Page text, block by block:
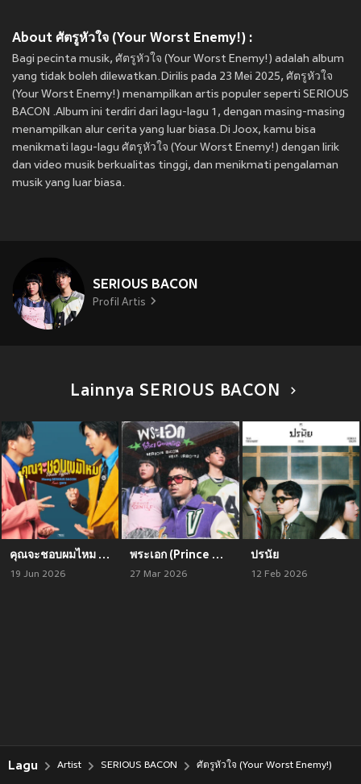
About ศัตรูหัวใจ (Your Worst Enemy!) :
Bagi pecinta musik, ศัตรูหัวใจ (Your Worst Enemy!) adalah album
yang tidak boleh dilewatkan.Dirilis pada 23 Mei 2025, ศัตรูหัวใจ
(Your Worst Enemy!) menampilkan artis populer seperti SERIOUS
BACON .Album ini terdiri dari lagu-lagu 1, dengan masing-masing
menampilkan alur cerita yang luar biasa.Di Joox, kamu bisa
menikmati lagu-lagu ศัตรูหัวใจ (Your Worst Enemy!) dengan lirik
dan video musik berkualitas tinggi, dan menikmati pengalaman
musik yang luar biasa.
SERIOUS BACON
Profil Artis
Lainnya SERIOUS BACON
คุณจะชอบผมไหม (Your Type?)
19 Jun 2026
พระเอก (Prince Charming) [Explicit]
27 Mar 2026
ปรนัย
12 Feb 2026
Lagu Artist SERIOUS BACON ศัตรูหัวใจ (Your Worst Enemy!)